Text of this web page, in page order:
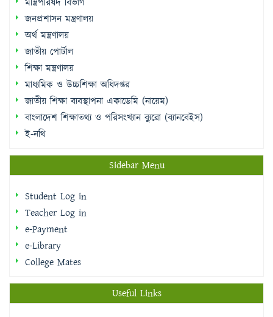
জাতীয় পোর্টাল
শিক্ষা মন্ত্রণালয়
মাধ্যমিক ও উচ্চশিক্ষা অধিদপ্তর
জাতীয় শিক্ষা ব্যবস্থাপনা একাডেমি (নায়েম)
বাংলাদেশ শিক্ষাতথ্য ও পরিসংখ্যান ব্যুরো (ব্যানবেইস)
ই-নথি
Sidebar Menu
Student Log in
e-Library
College Mates
National Web Portal